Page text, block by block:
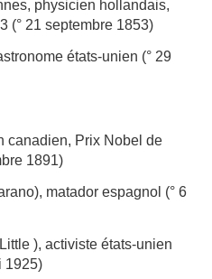
physicien hollandais,
(° 21 septembre 1853)
états-unien (° 29
canadien, Prix Nobel de
1891)
matador espagnol (° 6
), activiste états-unien
1925)